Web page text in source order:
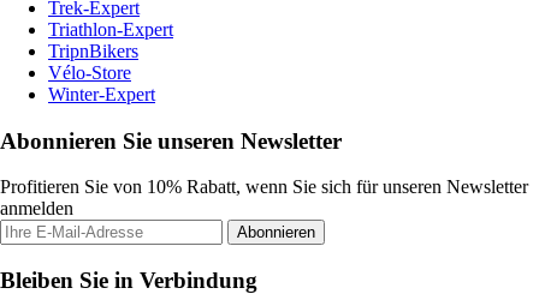
Trek-Expert
Triathlon-Expert
TripnBikers
Vélo-Store
Winter-Expert
Abonnieren Sie unseren Newsletter
Profitieren Sie von 10% Rabatt, wenn Sie sich für unseren Newsletter
anmelden
Abonnieren
Bleiben Sie in Verbindung